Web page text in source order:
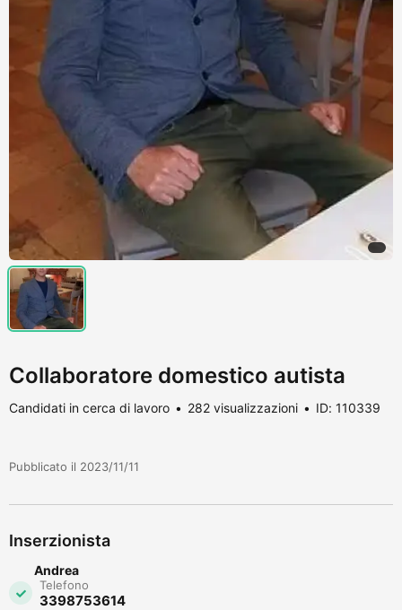
Collaboratore domestico autista
Candidati in cerca di lavoro 282 visualizzazioni ID: 110339
Pubblicato il 2023/11/11
Inserzionista
Andrea
Telefono
3398753614